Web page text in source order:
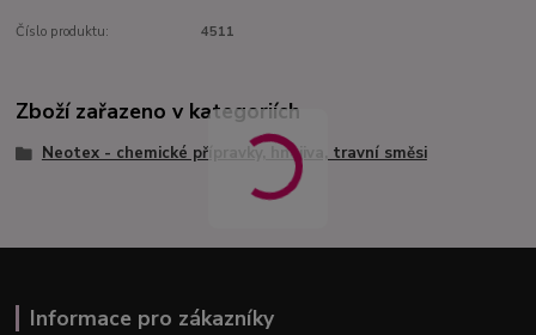
Číslo produktu: 4511
Zboží zařazeno v kategoriích
Neotex - chemické přípravky, hnojiva, travní směsi
Informace pro zákazníky